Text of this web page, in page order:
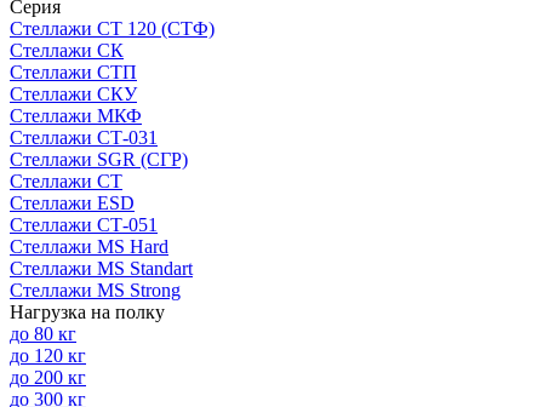
Серия
Стеллажи СТ 120 (СТФ)
Стеллажи СК
Стеллажи СТП
Стеллажи СКУ
Стеллажи МКФ
Стеллажи СТ-031
Стеллажи SGR (СГР)
Стеллажи СТ
Стеллажи ESD
Стеллажи СТ-051
Стеллажи MS Hard
Стеллажи MS Standart
Стеллажи MS Strong
Нагрузка на полку
до 80 кг
до 120 кг
до 200 кг
до 300 кг